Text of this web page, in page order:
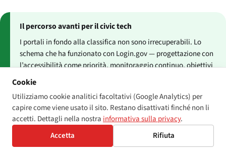
Il percorso avanti per il civic tech
I portali in fondo alla classifica non sono irrecuperabili. Lo
schema che ha funzionato con Login.gov — progettazione con
l’accessibilità come priorità, monitoraggio continuo, obiettivi
di conformità WCAG nominati nel contratto di appalto e un
unico proprietario responsabile del backlog di risanamento —
è un modello che un CIO statale può adottare in un singolo
ciclo di appalto. La comunità del civic tech costruisce questo
schema, pubblicamente, da un decennio. Gli stati più esposti
sono quelli che non lo hanno adottato.
Cookie
Utilizziamo cookie analitici facoltativi (Google Analytics) per
capire come viene usato il sito. Restano disattivati finché non li
accetti. Dettagli nella nostra informativa sulla privacy.
Accetta
Rifiuta